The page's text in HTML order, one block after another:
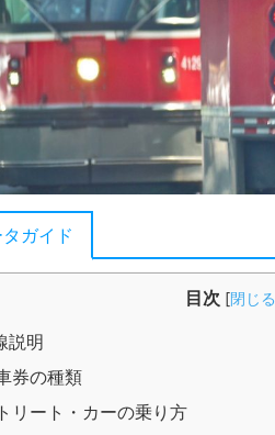
ガイド
目次 [閉じる
説明
券の種類
リート・カーの乗り方